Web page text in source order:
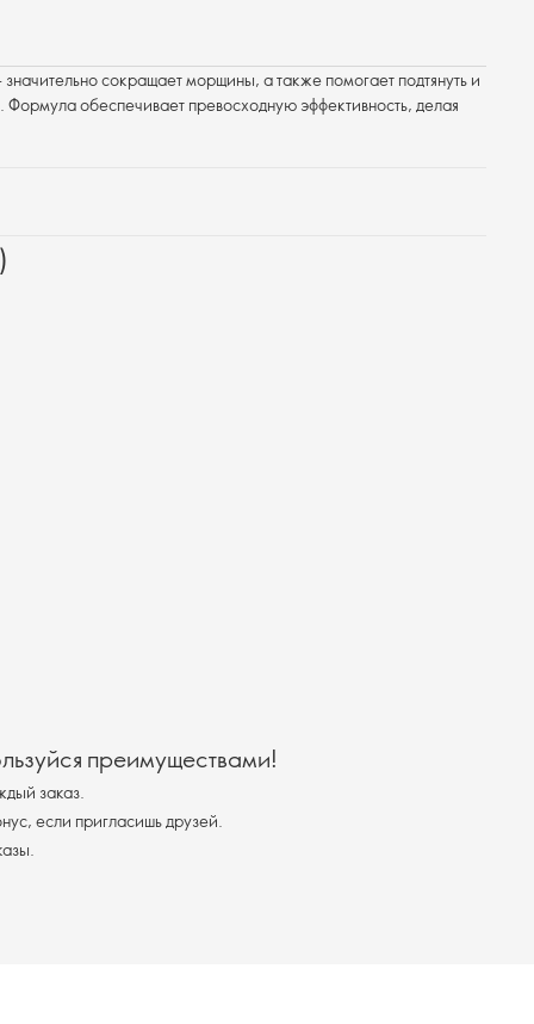
сокращает морщины, а также помогает подтянуть и
Формула обеспечивает превосходную эффективность, делая
преимуществами!
заказ.
если пригласишь друзей.